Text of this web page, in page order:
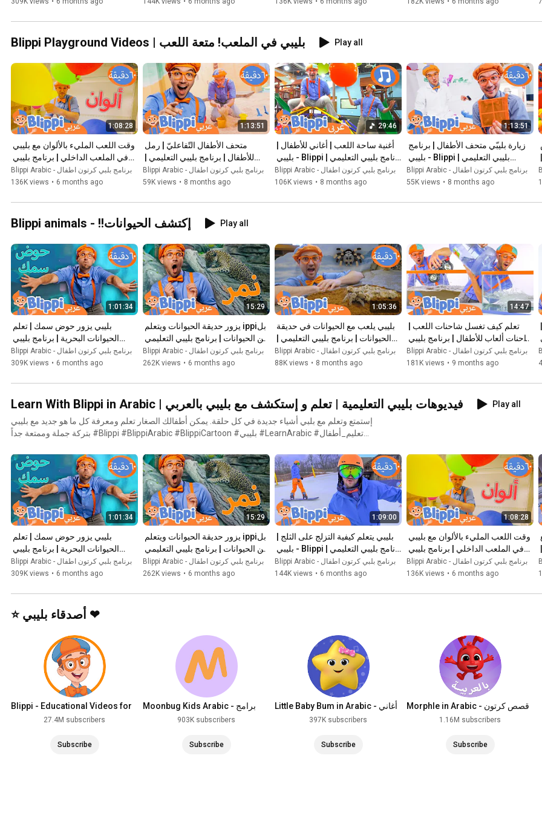
14:46 الطقس و المطر و الرياح و الإشراق
18:58 بليبي و متحف العلوم
23:31 الطائرة المائية
25:36 رقصة البليبي
27:41
٧- البالونات
Blippi Playground Videos | بليبي في الملعب! متعة اللعب Play all
1:08:28
التعليمي | Blippi بليبي بالعربي
Blippi Arabic - برنامج بلبي كرتون اطفال
136K views • 6 months ago
1:13:51
Blippi - بليبي بالعربي
Blippi Arabic - برنامج بلبي كرتون اطفال
59K views • 8 months ago
29:46
بالعربي
Blippi Arabic - برنامج بلبي كرتون اطفال
106K views • 8 months ago
1:13:51
بالعربي
Blippi Arabic - برنامج بلبي كرتون اطفال
55K views • 8 months ago
Blippi animals - !!إكتشف الحيوانات Play all
1:01:34
التعليمي | Blippi - بليبي بالعربي
Blippi Arabic - برنامج بلبي كرتون اطفال
309K views • 6 months ago
15:29
| Blippi - بليبي بالعربي
Blippi Arabic - برنامج بلبي كرتون اطفال
262K views • 6 months ago
1:05:36
Blippi - بليبي بالعربي
Blippi Arabic - برنامج بلبي كرتون اطفال
88K views • 8 months ago
14:47
التعليمي | Blippi - بليبي بالعربي
Blippi Arabic - برنامج بلبي كرتون اطفال
181K views • 9 months ago
Learn With Blippi in Arabic | فيديوهات بليبي التعليمية | تعلم و إستكشف مع بليبي بالعربي
Play all
إستمتع وتعلم مع بلبي أشياء جديدة في كل حلقة. يمكن أطفالك الصغار تعلم ومعرفة كل ما هو جديد مع بليبي
بتركة جملة وممتعة جداً #Blippi #BlippiArabic #BlippiCartoon #بليبي #LearnArabic #تعليم_أطفال
1:01:34
التعليمي | Blippi - بليبي بالعربي
Blippi Arabic - برنامج بلبي كرتون اطفال
309K views • 6 months ago
15:29
| Blippi - بليبي بالعربي
Blippi Arabic - برنامج بلبي كرتون اطفال
262K views • 6 months ago
1:09:00
بالعربي
Blippi Arabic - برنامج بلبي كرتون اطفال
144K views • 6 months ago
1:08:28
التعليمي | Blippi بليبي بالعربي
Blippi Arabic - برنامج بلبي كرتون اطفال
136K views • 6 months ago
⭐ أصدقاء بليبي ❤
Blippi - Educational Videos for
27.4M subscribers
Subscribe
Moonbug Kids Arabic - برامج
كرتون واغاني اطفال
903K subscribers
Subscribe
Little Baby Bum in Arabic - أغاني
و ألعاب للأطفال397K subscribers
Subscribe
Morphle in Arabic - قصص كرتون
مورفل السحري1.16M subscribers
Subscribe